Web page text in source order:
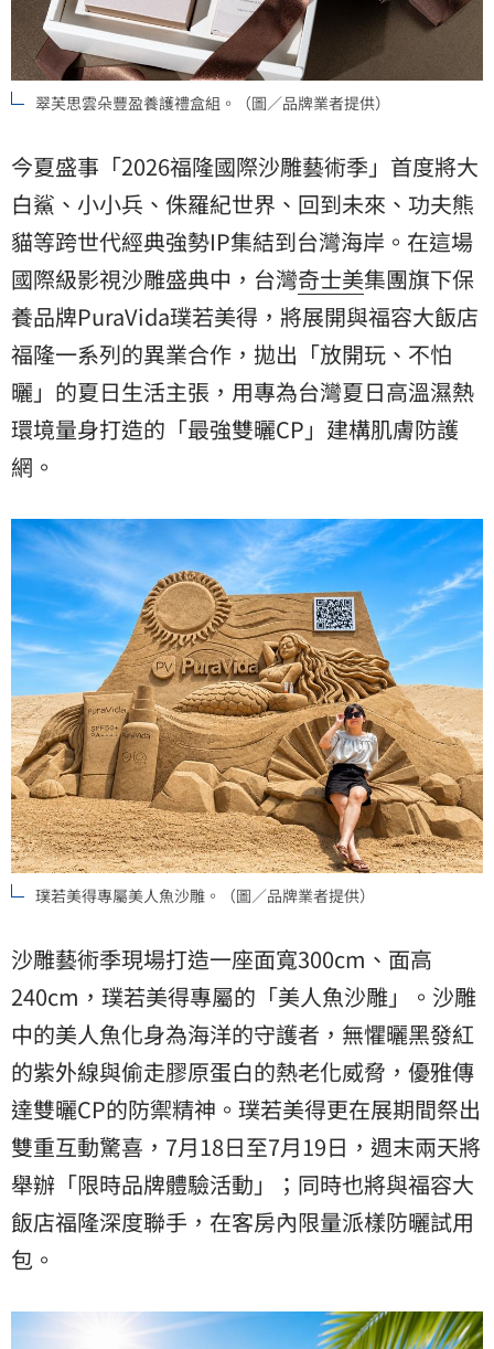
翠芙思雲朵豐盈養護禮盒組。（圖／品牌業者提供）
今夏盛事「2026福隆國際沙雕藝術季」首度將大
白鯊、小小兵、侏羅紀世界、回到未來、功夫熊
貓等跨世代經典強勢IP集結到台灣海岸。在這場
國際級影視沙雕盛典中，台灣奇士美集團旗下保
養品牌PuraVida璞若美得，將展開與福容大飯店
福隆一系列的異業合作，拋出「放開玩、不怕
曬」的夏日生活主張，用專為台灣夏日高溫濕熱
環境量身打造的「最強雙曬CP」建構肌膚防護
網。
璞若美得專屬美人魚沙雕。（圖／品牌業者提供）
沙雕藝術季現場打造一座面寬300cm、面高
240cm，璞若美得專屬的「美人魚沙雕」。沙雕
中的美人魚化身為海洋的守護者，無懼曬黑發紅
的紫外線與偷走膠原蛋白的熱老化威脅，優雅傳
達雙曬CP的防禦精神。璞若美得更在展期間祭出
雙重互動驚喜，7月18日至7月19日，週末兩天將
舉辦「限時品牌體驗活動」；同時也將與福容大
飯店福隆深度聯手，在客房內限量派樣防曬試用
包。